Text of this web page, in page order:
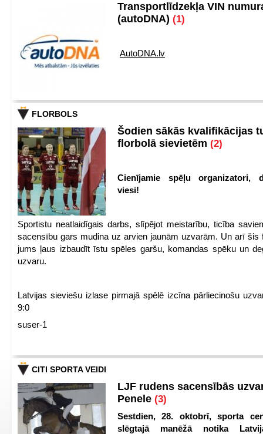
Transportlīdzekļa VIN
(autoDNA) (1)
AutoDNA.lv
FLORBOLS
Šodien sākās kvalifikācijas
florbolā sievietēm (2)
Cienījamie spēļu organizatori,
viesi!
Sportistu neatlaidīgais darbs, slīpējot meistarību, ticība
sacensību gars mudina uz arvien jaunām uzvarām. Un arī šis
jums ļaus izbaudīt īstu spēles garšu, komandas spēku un
uzvaru.
Latvijas sieviešu izlase pirmajā spēlē izcīna pārliecinošu
9:0
suser-1
CITI SPORTA VEIDI
LJF rudens sacensībās
Penele (3)
Sestdien, 28. oktobrī, sporta
slēgtajā manēžā notika